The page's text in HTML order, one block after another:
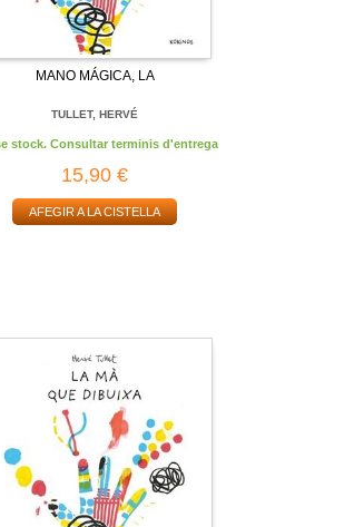
MANO MÁGICA, LA
TULLET, HERVÉ
stock. Consultar terminis d'entrega
15,90 €
AFEGIR A LA CISTELLA